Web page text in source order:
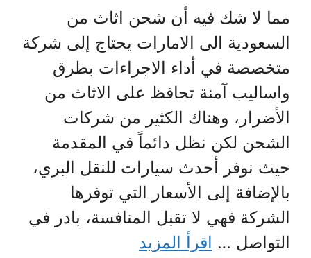
مما لا شك فيه أن شحن اثاث من
السعودية الى الامارات يحتاج إلى شركة
متخصصة في أداء الاجراءات بطرق
واساليب آمنة تحافظ على الاثاث من
الأضرار، وهناك الكثير من شركات
الشحن لكن نظل دائماً في المقدمة
حيث نوفر أحدث سيارات للنقل البري،
بالإضافة إلى الأسعار التي توفرها
الشركة فهي لا تقبل المنافسة، بادر في
التواصل … اقرأ المزيد